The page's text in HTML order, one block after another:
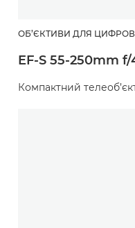
ОБ’ЄКТИВИ ДЛЯ
EF-S 55-250mm f/
Компактний